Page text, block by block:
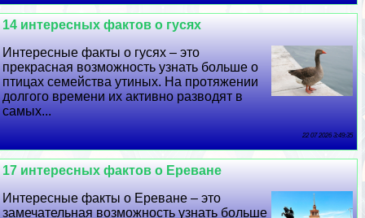
14 интересных фактов о гусях
Интересные факты о гусях – это
прекрасная возможность узнать больше о
птицах семейства утиных. На протяжении
долгого времени их активно разводят в
самых...
22 07 2026 3:49:35
17 интересных фактов о Ереване
Интересные факты о Ереване – это
замечательная возможность узнать больше